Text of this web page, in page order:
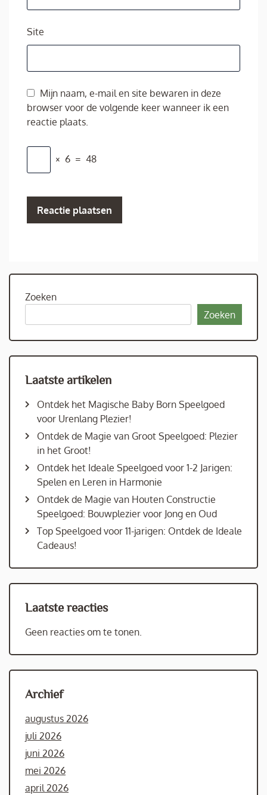
Site
Mijn naam, e-mail en site bewaren in deze
browser voor de volgende keer wanneer ik een
reactie plaats.
× 6 = 48
Zoeken
Zoeken
Laatste artikelen
Ontdek het Magische Baby Born Speelgoed
voor Urenlang Plezier!
Ontdek de Magie van Groot Speelgoed: Plezier
in het Groot!
Ontdek het Ideale Speelgoed voor 1-2 Jarigen:
Spelen en Leren in Harmonie
Ontdek de Magie van Houten Constructie
Speelgoed: Bouwplezier voor Jong en Oud
Top Speelgoed voor 11-jarigen: Ontdek de Ideale
Cadeaus!
Laatste reacties
Geen reacties om te tonen.
Archief
augustus 2026
juli 2026
juni 2026
mei 2026
april 2026